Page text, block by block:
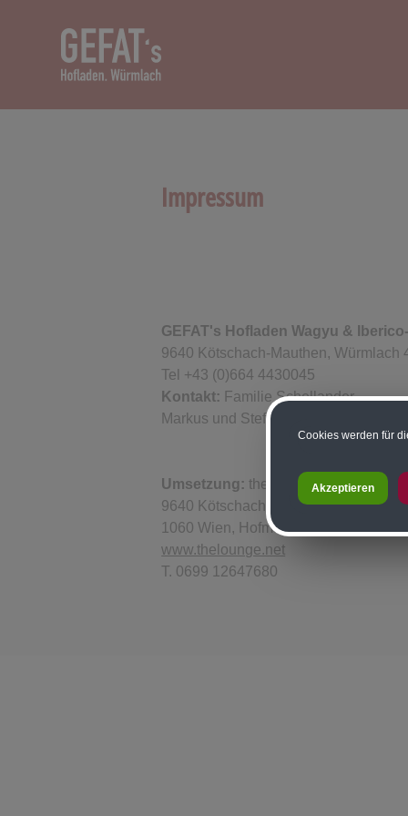
Impressum
GEFAT's Hofladen Wagyu &
9640 Kötschach-Mauthen,Würmlach
Tel +43 (0)664 4430045
Kontakt: Familie Schellander
Markus und Stefan Schellander
Umsetzung: the Lounge interactive
9640 Kötschach-Mauthen, Mauthen
1060 Wien, Hofmühlgasse 17/1/3
www.thelounge.net
T. 0699 12647680
Cookies werden für
Akzeptieren